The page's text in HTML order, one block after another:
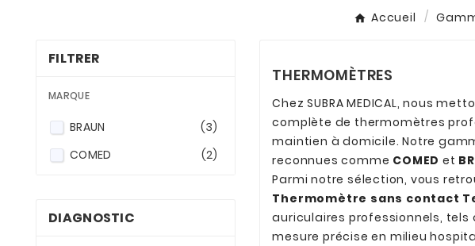
Accueil
FILTRER
MARQUE
BRAUN
(3)
COMED
(2)
DIAGNOSTIC
THERMOMÈTRES
Chez SUBRA MEDICAL, nous
complète de thermomètres
maintien à domicile. Notre
reconnues comme COMED et
Parmi notre sélection, vous
Thermomètre sans contact
auriculaires professionnels, tels
mesure précise en milieu